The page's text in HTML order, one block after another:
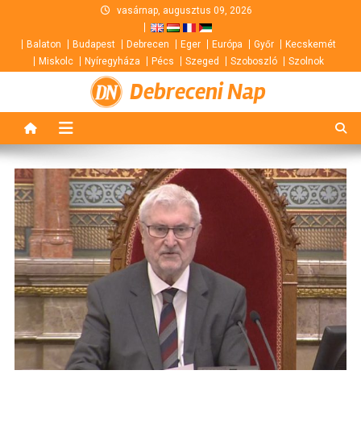
content
vasárnap, augusztus 09, 2026
Balaton Budapest Debrecen Eger Európa Győr
Kecskemét
Miskolc
Nyíregyháza Pécs Szeged Szoboszló Szolnok
Debreceni Nap